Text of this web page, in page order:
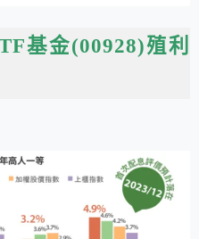
基金(00928)殖利